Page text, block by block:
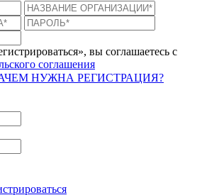
вы соглашаетесь с
соглашения
НУЖНА РЕГИСТРАЦИЯ?